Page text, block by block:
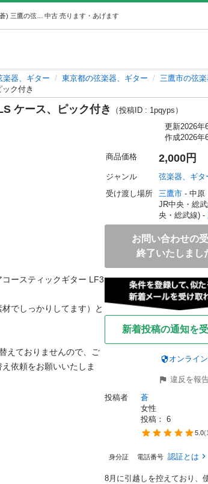
中古 売ります・あげます
楽器、ギター 東京都の弦楽器、ギター
三鷹市の弦
ク付き
ケース、ピック付き
（投稿ID : 1pqyps）
更新2026年
作成2026年
ースティックギター LF3
でしっかりしてます）と
えておりませんので、ご
依頼をお願いいたしま
商品価格 2,000円
ジャンル
弦楽器、ギタ
受け渡し場所
三鷹市 - 中原
JR中央・総
央・総武線) -
お問い合わせの
終了いたしまし
新着投稿の通知を
オンライ
違反を報
投稿者
蒼
女性
投稿： 6
5.0(
身分証 電話番号 認証とは
8月に引越しを控えており、